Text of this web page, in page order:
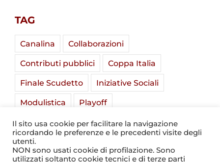
TAG
Canalina
Collaborazioni
Contributi pubblici
Coppa Italia
Finale Scudetto
Iniziative Sociali
Modulistica
Playoff
Soladria Serie A Élite
Stadio Mirabello
Summer Camp
Il sito usa cookie per facilitare la navigazione
ricordando le preferenze e le precedenti visite degli
utenti.
NON sono usati cookie di profilazione. Sono
utilizzati soltanto cookie tecnici e di terze parti